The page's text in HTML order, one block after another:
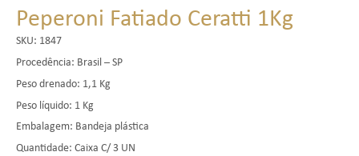
Peperoni Fatiado Ceratti 1Kg
SKU: 1847
Procedência: Brasil – SP
Peso drenado: 1,1 Kg
Peso líquido: 1 Kg
Embalagem: Bandeja plástica
Quantidade: Caixa C/ 3 UN